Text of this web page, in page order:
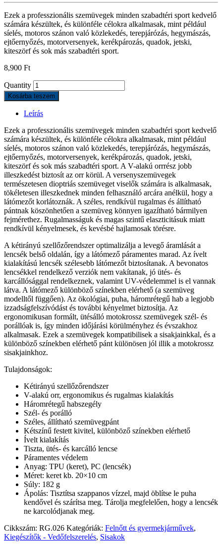
Ezek a professzionális szemüvegek minden szabadtéri sport kedvelő
számára készültek, és különféle célokra alkalmasak, mint például
síelés, motoros szánon való közlekedés, terepjárózás, hegymászás,
ejtőernyőzés, motorversenyek, kerékpározás, quadok, jetski,
kiteszörf és sok más szabadtéri sport.
8,900 Ft
Quantity
Kosárba teszem
Leírás
Ezek a professzionális szemüvegek minden szabadtéri sport kedvelő
számára készültek, és különféle célokra alkalmasak, mint például
síelés, motoros szánon való közlekedés, terepjárózás, hegymászás,
ejtőernyőzés, motorversenyek, kerékpározás, quadok, jetski,
kiteszörf és sok más szabadtéri sport. A V-alakú orrrész jobb
illeszkedést biztosít az orr körül. A versenyszemüvegek
természetesen dioptriás szemüveget viselők számára is alkalmasak,
tökéletesen illeszkednek minden felhasználó arcára anélkül, hogy a
látómezőt korlátoznák. A széles, rendkívül rugalmas és állítható
pántnak köszönhetően a szemüveg könnyen igazítható bármilyen
fejmérethez. Rugalmasságuk és magas szintű elaszticitásuk miatt
rendkívül kényelmesek, és kevésbé hajlamosak törésre.
A kétirányú szellőzőrendszer optimalizálja a levegő áramlását a
lencsék belső oldalán, így a látómező páramentes marad. Az ívelt
kialakítású lencsék szélesebb látómezőt biztosítanak. A bevonatos
lencsékkel rendelkező verziók nem vakítanak, jó ütés- és
karcállósággal rendelkeznek, valamint UV-védelemmel is el vannak
látva. A látómező különböző színekben elérhető (a szemüveg
modelltől függően). Az ökológiai, puha, háromrétegű hab a legjobb
izzadságfelszívódást és további kényelmet biztosítja. Az
ergonomikusan formált, ütésálló motokrossz szemüvegek szél- és
porállóak is, így minden időjárási körülményhez és évszakhoz
alkalmasak. Ezek a szemüvegek kompatibilisek a sisakjainkkal, és a
különböző színekben elérhető pánt különösen jól illik a motokrossz
sisakjainkhoz.
Tulajdonságok:
Kétirányú szellőzőrendszer
V-alakú orr, ergonomikus és rugalmas kialakítás
Háromrétegű habszegély
Szél- és porálló
Széles, állítható szemüvegpánt
Kétszínű festett kivitel, különböző színekben elérhető
Ívelt kialakítás
Tiszta, ütés- és karcálló lencse
Páramentes védelem
Anyag: TPU (keret), PC (lencsék)
Méret: keret kb. 20×10 cm
Súly: 182 g
Ápolás: Tisztítsa szappanos vízzel, majd öblítse le puha
kendővel és szárítsa meg. Tárolja megfelelően, hogy a lencsék
ne karcolódjanak meg.
Cikkszám: RG.026 Kategóriák: Felnőtt és gyermekjárművek,
Kiegészítők - Vedőfelszerelés, Sisakok